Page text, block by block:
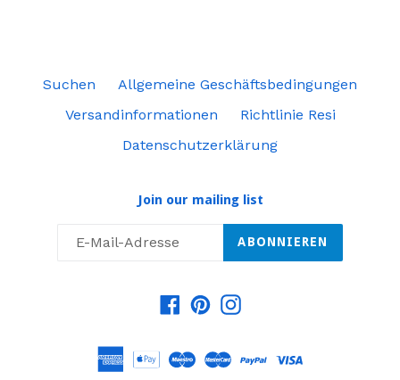
Suchen
Allgemeine Geschäftsbedingungen
Versandinformationen
Richtlinie Resi
Datenschutzerklärung
Join our mailing list
ABONNIEREN
Facebook
PinterestInstagram